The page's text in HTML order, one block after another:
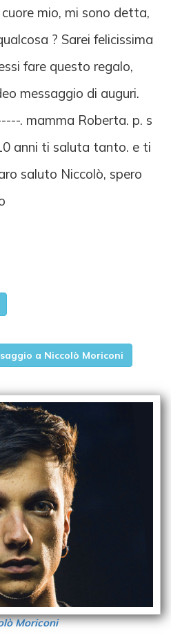
mio, mi sono detta,
? Sarei felicissima
fare questo regalo,
messaggio di auguri.
. mamma Roberta. p. s
anni ti saluta tanto. e ti
saluto Niccolò, spero
a Niccolò Moriconi
Moriconi